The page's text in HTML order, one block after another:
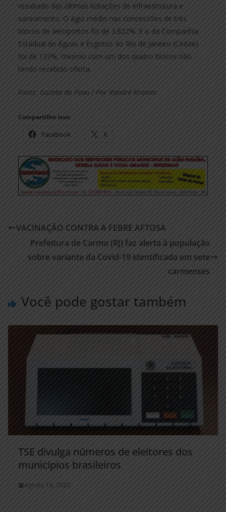
resultado das últimas licitações de infraestrutura e
saneamento. O ágio médio nas concessões de três
blocos de aeroportos foi de 3.822%. E o da Companhia
Estadual de Águas e Esgotos do Rio de Janeiro (Cedae)
foi de 133%, mesmo com um dos quatro blocos não
tendo recebido oferta.
Fonte: Gazeta do Povo / Por Vandré Kramer
Compartilhe isso:
Facebook X
VACINAÇÃO CONTRA A FEBRE AFTOSA
Prefeitura de Carmo (RJ) faz alerta à população
sobre variante da Covid-19 identificada em sete
carmenses
Você pode gostar também
TSE divulga números de eleitores dos
municípios brasileiros
agosto 10, 2020